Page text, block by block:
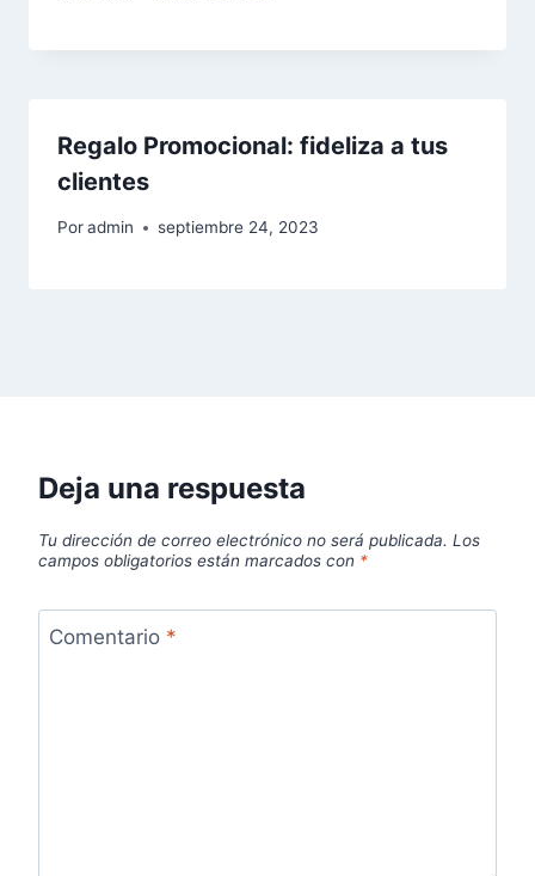
Regalo Promocional: fideliza a tus
clientes
Poradmin septiembre 24, 2023
Deja una respuesta
Tu dirección de correo electrónico no será publicada. Los
campos obligatorios están marcados con *
Comentario *